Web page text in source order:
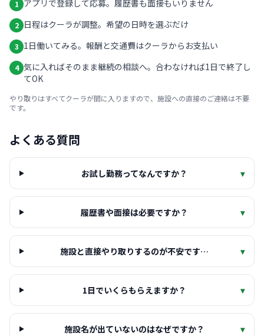
1 アプリで登録して応募。履歴書も面接もいりません
2 日程はクーラが調整。希望の日時を選ぶだけ
3 1日働いてみる。報酬と交通費はクーラからお支払い
4 気に入ればそのまま継続の相談へ。合わなければ1日で終了し
てOK
やり取りはすべてクーラが間に入りますので、施設への直接のご連絡は不要
です。
よくある質問
お試し勤務ってなんですか？ ▾
履歴書や面接は必要ですか？ ▾
施設と直接やり取りするのが不安です… ▾
1日でいくらもらえますか？ ▾
施設名が出ていないのはなぜですか？ ▾